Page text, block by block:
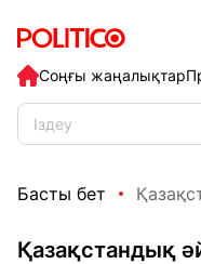
Соңғы жаңалықтар
Басты бет
Қазақстандық